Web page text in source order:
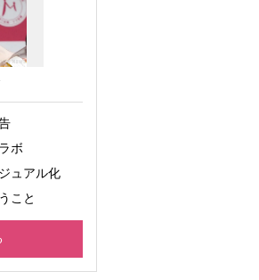
ボ
ュアル化
こと